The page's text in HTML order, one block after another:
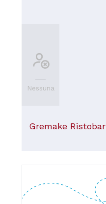
Nessuna
Gremake Ristobar